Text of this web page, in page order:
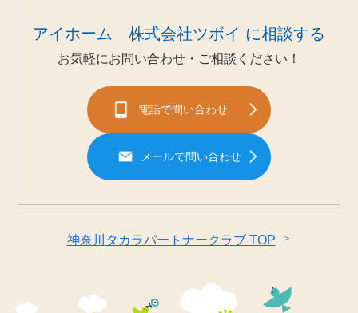
アイホーム 株式会社ツボイ に相談する
お気軽にお問い合わせ・ご相談ください！
電話で問い合わせ
メールで問い合わせ
神奈川タカラパートナークラブ TOP ＞